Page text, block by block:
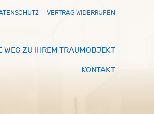
VERTRAG WIDERRUFEN
WEG ZU IHREM TRAUMOBJEKT
KONTAKT